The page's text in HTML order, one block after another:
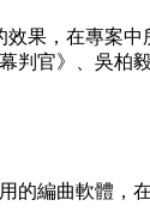
果，在專案
判官》、吳柏
編曲軟體，